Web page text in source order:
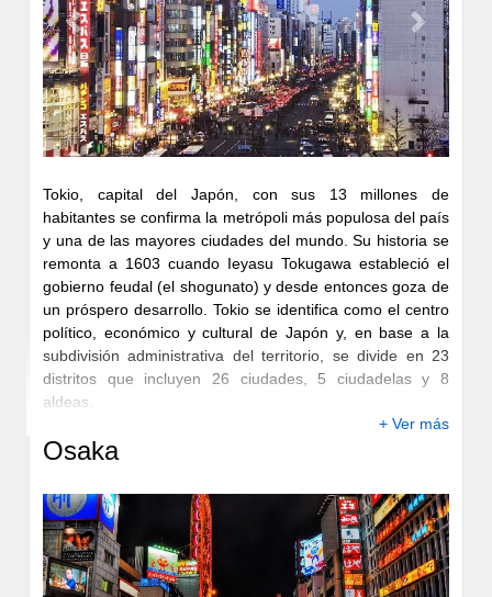
Previous Next
Tokio, capital del Japón, con sus 13 millones de
habitantes se confirma la metrópoli más populosa del país
y una de las mayores ciudades del mundo. Su historia se
remonta a 1603 cuando Ieyasu Tokugawa estableció el
gobierno feudal (el shogunato) y desde entonces goza de
un próspero desarrollo. Tokio se identifica como el centro
político, económico y cultural de Japón y, en base a la
subdivisión administrativa del territorio, se divide en 23
distritos que incluyen 26 ciudades, 5 ciudadelas y 8
aldeas.
La prefectura de Tokio se encuentra casi al centro del
archipiélago de Japón, en la parte meridional de la región
cuyo límite es definido por el río Edogawa, al oeste con la
prefectura de Yamanashi, cuyo límite es definido por el
área de las montañas, al sur con la prefectura de
Kanagawa, cuyo límite es definido por el río Tamagawa y
al norte con la prefectura de Saitama. El total de la
+ Ver más
Osaka